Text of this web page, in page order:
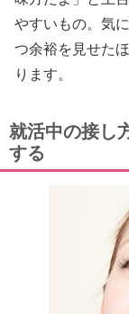
やすいもの。気
つ余裕を見せた
ります。
就活中の接し
する